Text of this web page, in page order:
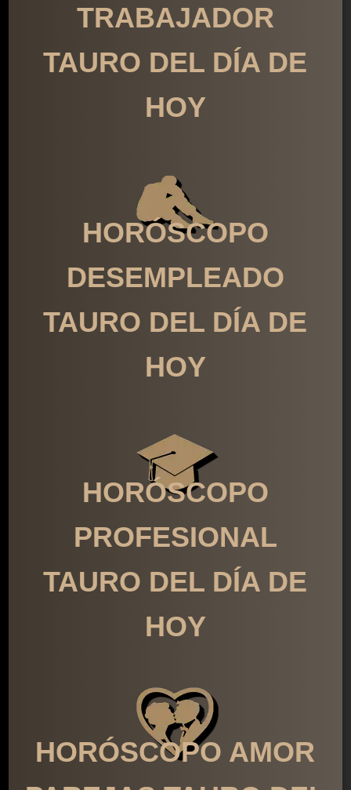
TRABAJADOR
TAURO DEL DÍA DE
HOY
HORÓSCOPO
DESEMPLEADO
TAURO DEL DÍA DE
HOY
HORÓSCOPO
PROFESIONAL
TAURO DEL DÍA DE
HOY
HORÓSCOPO AMOR